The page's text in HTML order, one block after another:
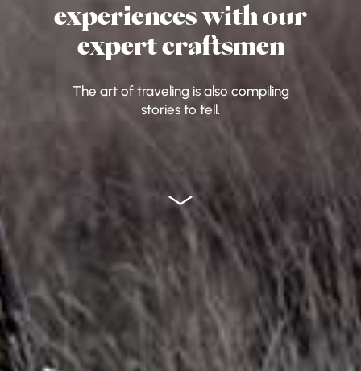
experiences with our
expert craftsmen
The art of traveling is also compiling
stories to tell.